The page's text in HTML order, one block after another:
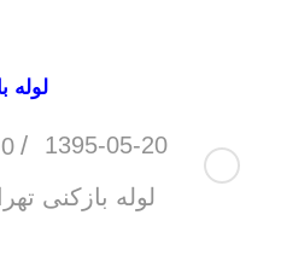
لوله
1395-05-20
/ 0 دیدگاه
لوله بازکنی